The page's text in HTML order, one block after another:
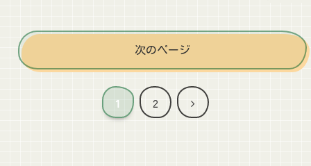
次のページ
1 2
次